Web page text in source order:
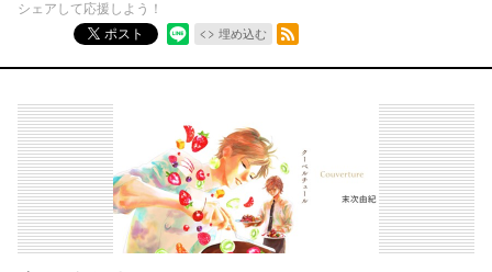
シェアして応援しよう！
ポスト
埋め込む
RSSフィード